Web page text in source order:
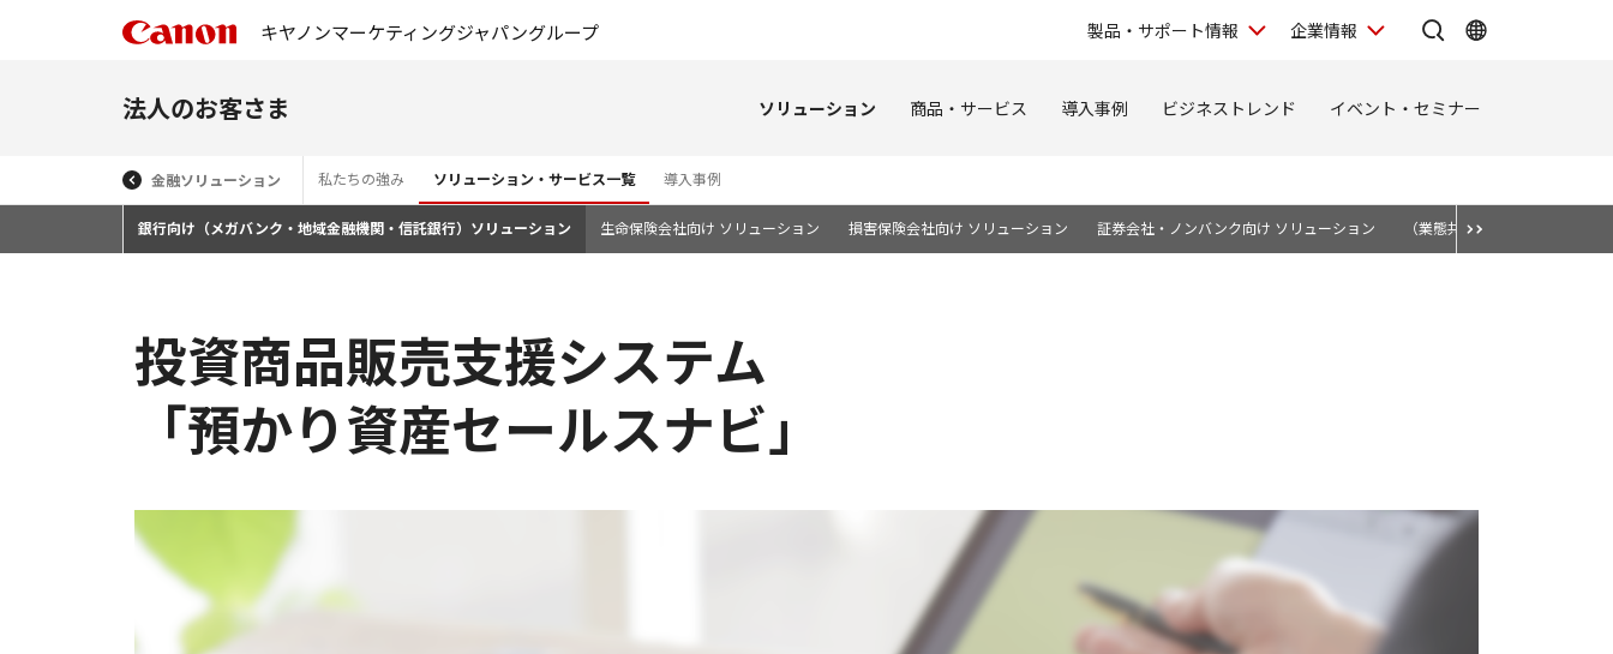
キヤノンマーケティングジャパングループ 製品・サポート情報 企業情報
法人のお客さま ソリューション 商品・サービス 導入事例 ビジネストレンド イベント・セミナー
金融ソリューション 私たちの強み ソリューション・サービス一覧 導入事例
銀行向け（メガバンク・地域金融機関・信託銀行）ソリューション 生命保険会社向け ソリューション 損害保険会社向け ソリューション 証券会社・ノンバンク向け ソリューション （業態共通）金融ソリューショ
投資商品販売支援システム
「預かり資産セールスナビ」